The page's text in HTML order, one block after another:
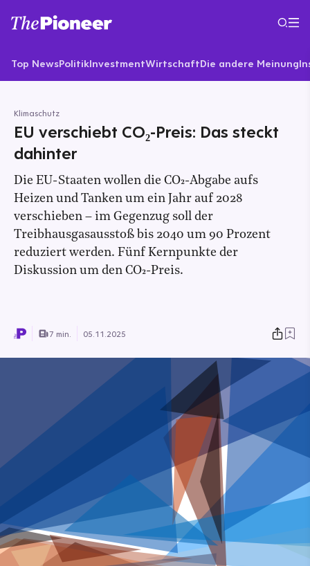
Top NewsPolitikInvestmentWirtschaftDie andere Meinung
Klimaschutz
EU verschiebt CO₂-Preis: Das steckt
dahinter
Die EU-Staaten wollen die CO₂-Abgabe aufs
Heizen und Tanken um ein Jahr auf 2028
verschieben – im Gegenzug soll der
Treibhausgasausstoß bis 2040 um 90 Prozent
reduziert werden. Fünf Kernpunkte der
Diskussion um den CO₂-Preis.
7 min. 05.11.2025